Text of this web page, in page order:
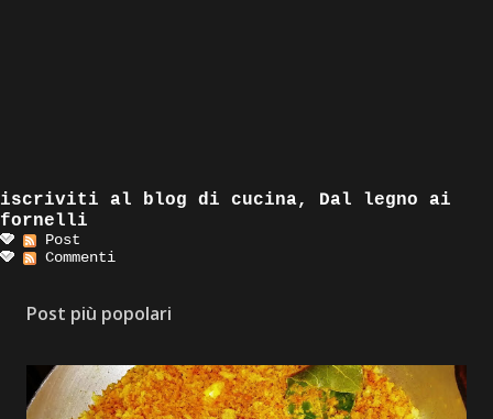
iscriviti al blog di cucina, Dal legno ai
fornelli
Post
Commenti
Post più popolari